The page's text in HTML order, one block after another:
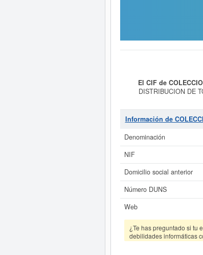
El CIF de
DISTRIBUCION DE
pertenece es 4649 -
SIC es el 50990000.
esta empresa y las
Si está interesado en
COLECCIONES
Información de
Denominación
NIF
Domicilio social anterior
Número DUNS
Web
¿Te has preguntado si tu
debilidades informáticas